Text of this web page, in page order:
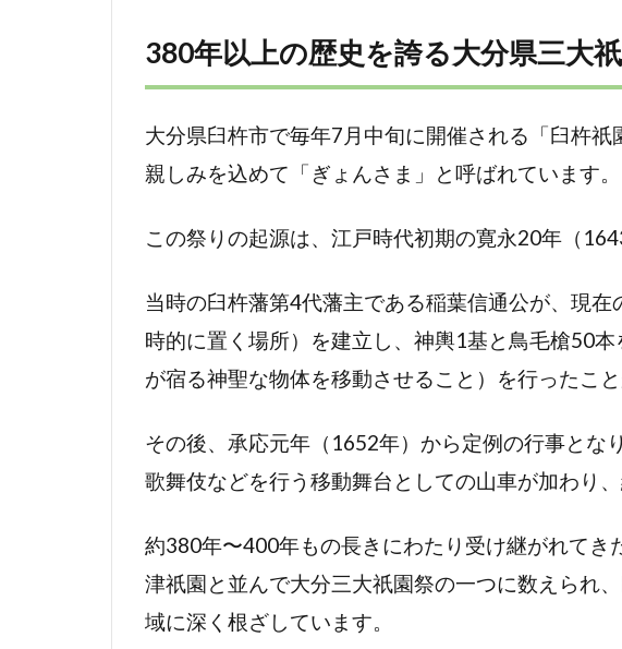
季大
祭
大分
県指
定無
俗文
とし
ての
文化
的価
2
【2025
版】開
催日程
と主要
行事ス
380年以上の歴史を誇る大分県三大
大分県臼杵市で毎年7月中旬に開催される「臼杵祇
親しみを込めて「ぎょんさま」と呼ばれています。
この祭りの起源は、江戸時代初期の寛永20年（
当時の臼杵藩第4代藩主である稲葉信通公が、現
時的に置く場所）を建立し、神輿1基と鳥毛槍50
が宿る神聖な物体を移動させること）を行ったこ
その後、承応元年（1652年）から定例の行事とな
歌舞伎などを行う移動舞台としての山車が加わり
約380年〜400年もの長きにわたり受け継がれてき
津祇園と並んで大分三大祇園祭の一つに数えられ
域に深く根ざしています。